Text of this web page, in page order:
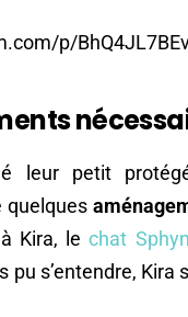
p/
leur petit
quelques
à Kira, lechat
pu s’entendre, Kira